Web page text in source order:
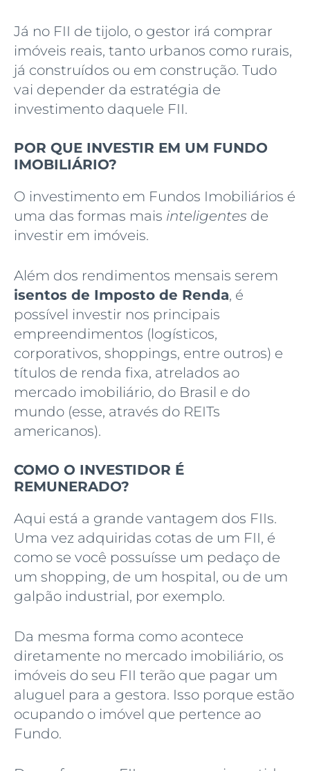
Já no FII de tijolo, o gestor irá comprar
imóveis reais, tanto urbanos como rurais,
já construídos ou em construção. Tudo
vai depender da estratégia de
investimento daquele FII.
POR QUE INVESTIR EM UM FUNDO
IMOBILIÁRIO?
O investimento em Fundos Imobiliários é
uma das formas mais inteligentes de
investir em imóveis.
Além dos rendimentos mensais serem
isentos de Imposto de Renda, é
possível investir nos principais
empreendimentos (logísticos,
corporativos, shoppings, entre outros) e
títulos de renda fixa, atrelados ao
mercado imobiliário, do Brasil e do
mundo (esse, através do REITs
americanos).
COMO O INVESTIDOR É
REMUNERADO?
Aqui está a grande vantagem dos FIIs.
Uma vez adquiridas cotas de um FII, é
como se você possuísse um pedaço de
um shopping, de um hospital, ou de um
galpão industrial, por exemplo.
Da mesma forma como acontece
diretamente no mercado imobiliário, os
imóveis do seu FII terão que pagar um
aluguel para a gestora. Isso porque estão
ocupando o imóvel que pertence ao
Fundo.